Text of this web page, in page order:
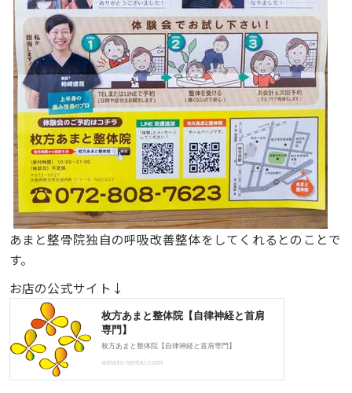
あまと整骨院独自の呼吸改善整体をしてくれるとのことで
す。
お店の公式サイト↓